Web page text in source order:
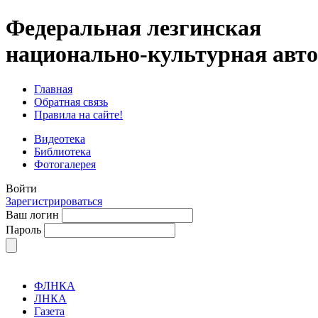
Федеральная лезгинская
национально-культурная
Главная
Обратная связь
Правила на сайте!
Видеотека
Библиотека
Фотогалерея
Войти
Зарегистрироваться
Ваш логин
Пароль
ФЛНКА
ЛНКА
Газета